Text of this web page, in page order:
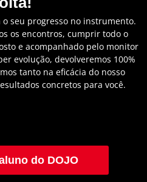
seu progresso no instrumento.
os encontros, cumprir todo o
e acompanhado pelo monitor
evolução, devolveremos 100%
tanto na eficácia do nosso
concretos para você.
do DOJO